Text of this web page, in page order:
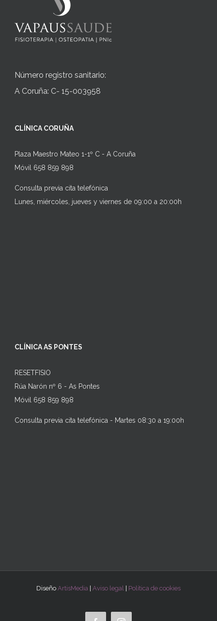
Número registro sanitario:
A Coruña: C- 15-003958
CLÍNICA CORUÑA
Plaza Maestro Mateo 1-1º C - A Coruña
Móvil 658 859 898
Consulta previa cita telefónica
Lunes, miércoles, jueves y viernes de 09:00 a 20:00h
CLÍNICA AS PONTES
RESETFISIO
Rúa Narón nº 6 - As Pontes
Móvil 658 859 898
Consulta previa cita telefónica - Martes 08:30 a 19:00h
Diseño ArtisMedia Aviso legal Política de cookies